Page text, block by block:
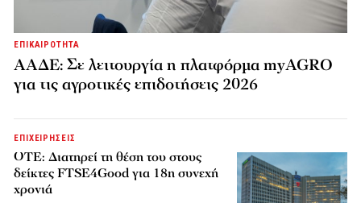
ΕΠΙΚΑΙΡΟΤΗΤΑ
ΑΑΔΕ: Σε λειτουργία η πλατφόρμα myAGRO
για τις αγροτικές επιδοτήσεις 2026
ΕΠΙΧΕΙΡΗΣΕΙΣ
ΟΤΕ: Διατηρεί τη θέση του στους
δείκτες FTSE4Good για 18η συνεχή
χρονιά